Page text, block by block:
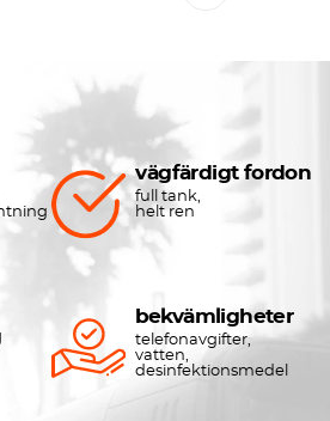
vägfärdigt fordon
full tank,
helt ren
bekvämligheter
telefonavgifter,
vatten,
desinfektionsmedel